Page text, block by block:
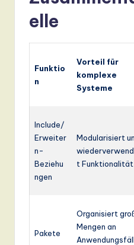
elle
Funktio
n
Vorteil für
komplexe
Systeme
Include/
Erweiter
n-
Beziehu
ngen
Modularisiert
t Funktionalität
Pakete
Organisiert
Mengen an